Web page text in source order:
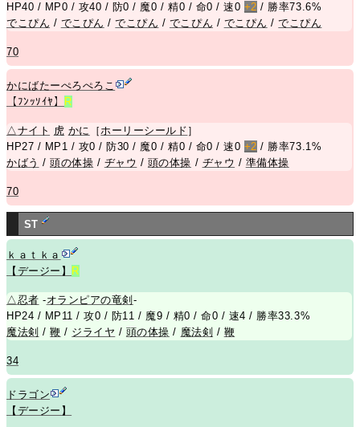
HP40 / MP0 / 攻40 / 防0 / 魔0 / 精0 / 命0 / 速0 +2 / 勝率73.6%
でこぴん / でこぴん /でこぴん / でこぴん / でこぴん /でこぴん
70
かにばたーぺろぺろこ
【ﾌﾝｯｿｲﾔ】
R
△ナイト 虎 かに ［ホーリーシールド ］
HP27 / MP1 / 攻0 / 防30 / 魔0 / 精0 / 命0 / 速0 +2 / 勝率73.1%
かばう /頭の体操 / ヂャウ / 頭の体操 / ヂャウ / 準備体操
70
ST
ｋａｔｋａ
【デージー】
R
△忍者 -オランピアの竜剣 -
HP24 / MP11 / 攻0 / 防11 / 魔9 / 精0 / 命0 / 速4 / 勝率33.3%
魔法剣 /鞭 / ジライヤ / 頭の体操 / 魔法剣 / 鞭
34
ドラゴン
【デージー】